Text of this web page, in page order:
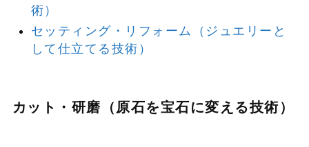
術）
セッティング・リフォーム（ジュエリーと
して仕立てる技術）
カット・研磨（原石を宝石に変える技術）